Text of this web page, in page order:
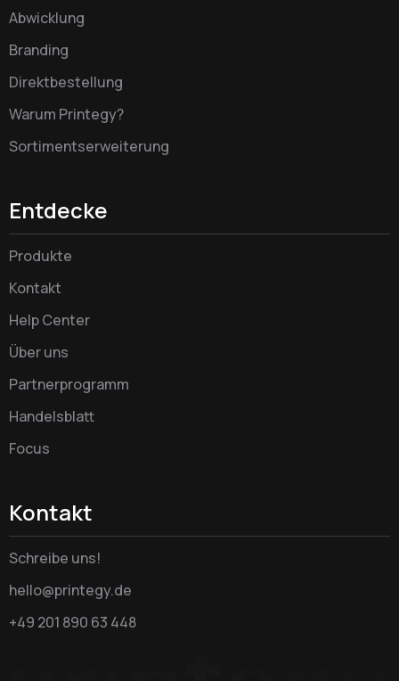
Abwicklung
Branding
Direktbestellung
Warum Printegy?
Sortimentserweiterung
Entdecke
Produkte
Kontakt
Help Center
Über uns
Partnerprogramm
Handelsblatt
Focus
Kontakt
Schreibe uns!
hello@printegy.de
+49 201 890 63 448